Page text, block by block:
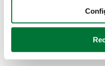
Identificar su
para buscar
Obtenga más información